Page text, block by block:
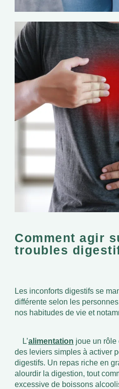
Comment agir
troubles
Les inconforts digestifs se
différente selon les
nos habitudes de vie et
L’alimentation joue un rôle
des leviers simples à activer
digestifs. Un repas riche en
alourdir la digestion, tout
excessive de boissons